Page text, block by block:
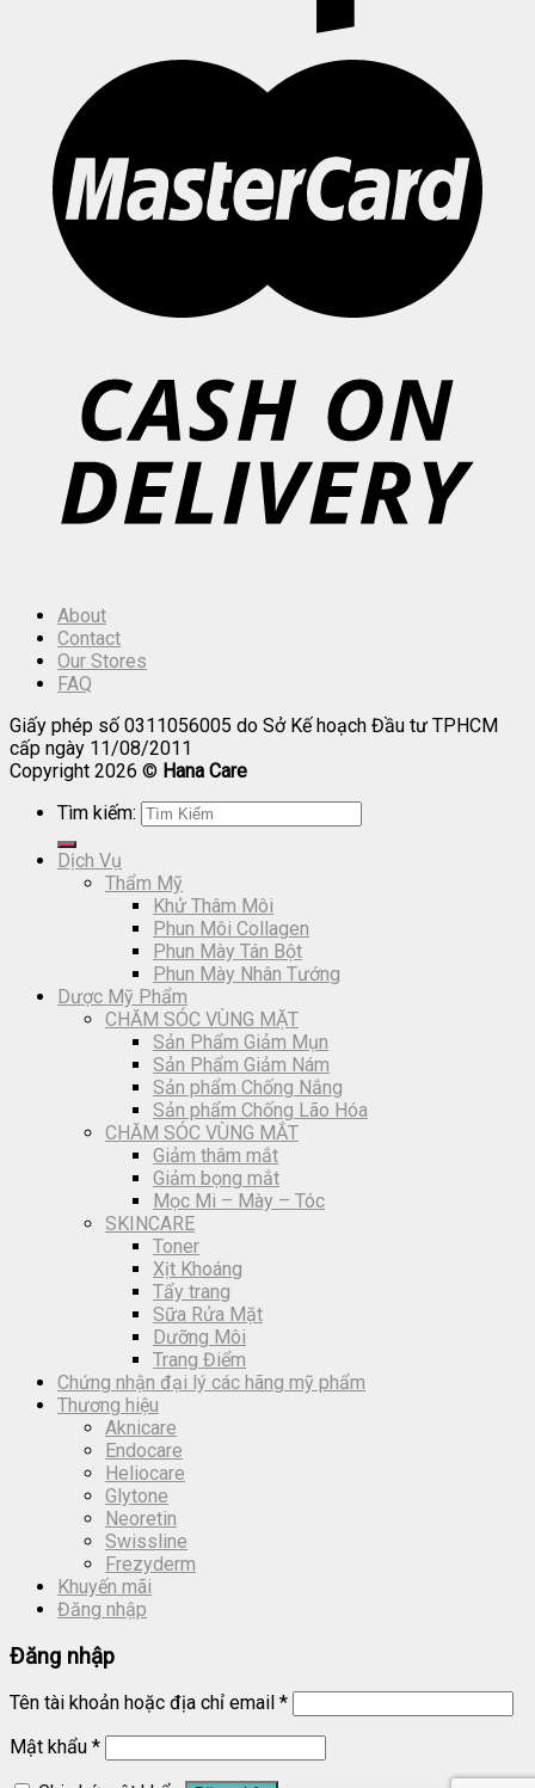
About
Contact
Our Stores
FAQ
Giấy phép số 0311056005 do Sở Kế hoạch Đầu tư TPHCM
cấp ngày 11/08/2011
Copyright 2026 © Hana Care
Tìm kiếm:
Dịch Vụ
Thẩm Mỹ
Khử Thâm Môi
Phun Môi Collagen
Phun Mày Tán Bột
Phun Mày Nhân Tướng
Dược Mỹ Phẩm
CHĂM SÓC VÙNG MẶT
Sản Phẩm Giảm Mụn
Sản Phẩm Giảm Nám
Sản phẩm Chống Nắng
Sản phẩm Chống Lão Hóa
CHĂM SÓC VÙNG MẮT
Giảm thâm mắt
Giảm bọng mắt
Mọc Mi – Mày – Tóc
SKINCARE
Toner
Xịt Khoáng
Tẩy trang
Sữa Rửa Mặt
Dưỡng Môi
Trang Điểm
Chứng nhận đại lý các hãng mỹ phẩm
Thương hiệu
Aknicare
Endocare
Heliocare
Glytone
Neoretin
Swissline
Frezyderm
Khuyến mãi
Đăng nhập
Đăng nhập
Tên tài khoản hoặc địa chỉ email *
Mật khẩu *